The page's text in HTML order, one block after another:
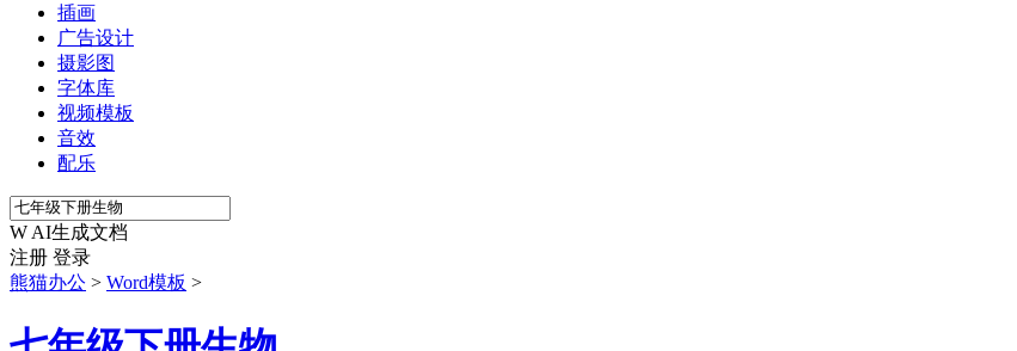
插画
广告设计
摄影图
字体库
视频模板
音效
配乐
W AI生成文档
注册 登录
熊猫办公 > Word模板 >